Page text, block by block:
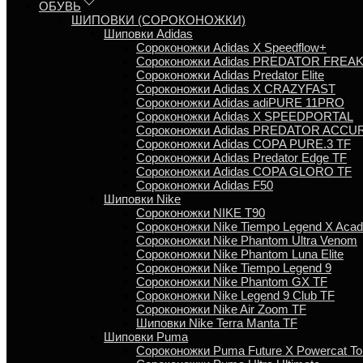
ОБУВЬ
ШИПОВКИ (СОРОКОНОЖКИ)
Шиповки Adidas
Сороконожки Аdidas X Speedflow+
Сороконожки Adidas PREDATOR FREAK
Сороконожки Adidas Predator Elite
Сороконожки Adidas X CRAZYFAST
Сороконожки Adidas adiPURE 11PRO
Сороконожки Аdidas X SPEEDPORTAL
Сороконожки Adidas PREDATOR
Сороконожки Adidas COPA PURE.3 TF
Сороконожки Аdidas Predator Edge TF
Сороконожки Adidas COPA GLORO TF
Сороконожки Adidas F50
Шиповки Nike
Сороконожки NIKE T90
Сороконожки Nike Tiempo Legend X
Сороконожки Nike Phantom Ultra Venom
Сороконожки Nike Phantom Luna Elite
Сороконожки Nike Tiempo Legend 9
Сороконожки Nike Phantom GX TF
Сороконожки Nike Legend 9 Club TF
Сороконожки Nike Air Zoom TF
Шиповки Nike Terra Manta TF
Шиповки Puma
Сороконожки Puma Future X Powercat